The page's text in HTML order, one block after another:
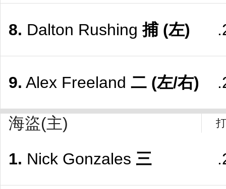
8. Dalton Rushing捕 (左)
9. Alex Freeland 二 (左/右)
海盜(主)
1. Nick Gonzales 三